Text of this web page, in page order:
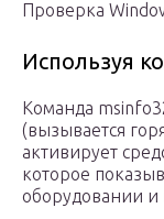
Проверка
Используя
Команда
(вызывается
активирует
которое
оборудовании и